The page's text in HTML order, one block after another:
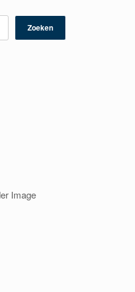
Zoeken